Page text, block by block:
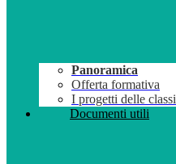
Panoramica
Offerta formativa
I progetti delle classi
Documenti utili